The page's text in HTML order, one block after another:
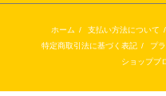
ホーム / 支払い方法について /
特定商取引法に基づく表記 / プ
ショップブ